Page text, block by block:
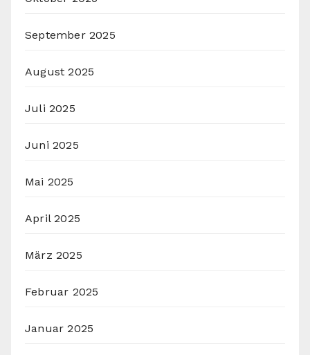
September 2025
August 2025
Juli 2025
Juni 2025
Mai 2025
April 2025
März 2025
Februar 2025
Januar 2025